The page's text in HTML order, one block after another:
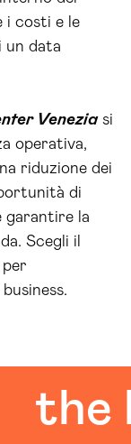
i costi e le
un data
Veneziasi
operativa,
riduzione dei
di
garantire la
Scegli il